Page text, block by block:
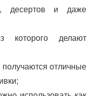
десертов и даже
которого делают
получаются отличные